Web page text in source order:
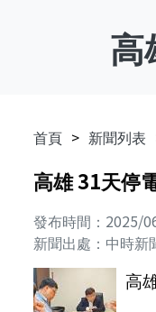
高
首頁 新聞列表
高雄 31天停
發布時間：2025/
新聞出處：中時
高